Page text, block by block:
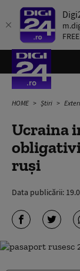
HOME Știri
Ucraina
ruși
Data publicării: